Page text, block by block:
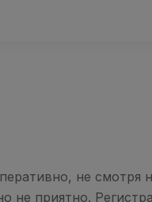
не
не приятно.